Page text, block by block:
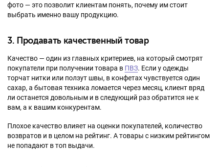
фото — это позволит клиентам понять, почему им стоит
выбрать именно вашу продукцию.
3. Продавать качественный товар
Качество — один из главных критериев, на который смотрят
покупатели при получении товара в ПВЗ. Если у одежды
торчат нитки или ползут швы, в конфетах чувствуется один
сахар, а бытовая техника ломается через месяц, клиент вряд
ли останется довольным и в следующий раз обратится не к
вам, а к вашим конкурентам.
Плохое качество влияет на оценки покупателей, количество
возвратов и в целом на рейтинг. А товары с низким рейтингом
не попадают в топ выдачи.